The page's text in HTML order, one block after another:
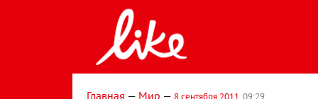
Главная — Мир — 8 сентября 2011, 09:29